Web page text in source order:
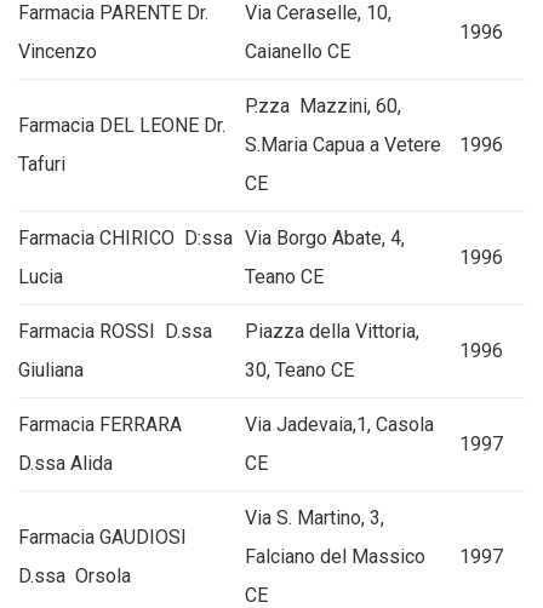
Farmacia PARENTE Dr.
Vincenzo
Via Ceraselle, 10,
Caianello CE
1996
Farmacia DEL LEONE Dr.
Tafuri
P.zza Mazzini, 60,
S.Maria Capua a Vetere
CE
1996
Farmacia CHIRICO D:ssa
Lucia
Via Borgo Abate, 4,
Teano CE
1996
Farmacia ROSSI D.ssa
Giuliana
Piazza della Vittoria,
30, Teano CE
1996
Farmacia FERRARA
D.ssa Alida
Via Jadevaia,1, Casola
CE
1997
Farmacia GAUDIOSI
D.ssa Orsola
Via S. Martino, 3,
Falciano del Massico
CE
1997